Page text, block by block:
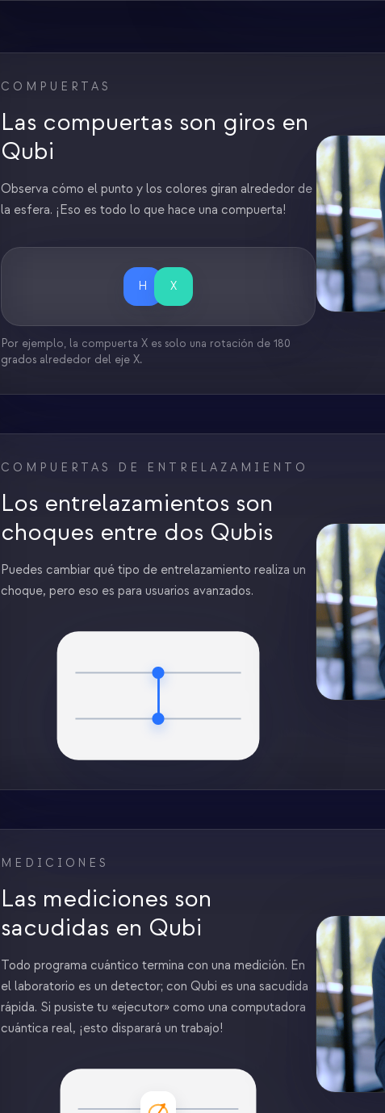
COMPUERTAS
Las compuertas son giros en
Qubi
Observa cómo el punto y los colores giran alrededor de
la esfera. ¡Eso es todo lo que hace una compuerta!
H X
Por ejemplo, la compuerta X es solo una rotación de 180
grados alrededor del eje X.
COMPUERTAS DE ENTRELAZAMIENTO
Los entrelazamientos son
choques entre dos Qubis
Puedes cambiar qué tipo de entrelazamiento realiza un
choque, pero eso es para usuarios avanzados.
MEDICIONES
Las mediciones son
sacudidas en Qubi
Todo programa cuántico termina con una medición. En
el laboratorio es un detector; con Qubi es una sacudida
rápida. Si pusiste tu «ejecutor» como una computadora
cuántica real, ¡esto disparará un trabajo!